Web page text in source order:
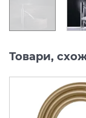
Товари,